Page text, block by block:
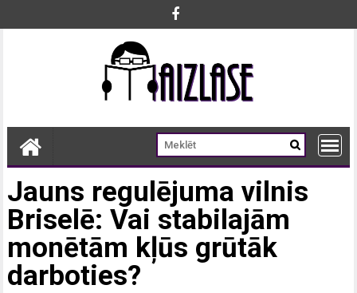
Jauns regulējuma vilnis
Briselē: Vai stabilajām
monētām kļūs grūtāk
darboties?